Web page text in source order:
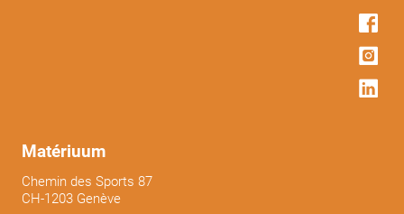
Matériuum
Chemin des Sports 87
CH-1203 Genève